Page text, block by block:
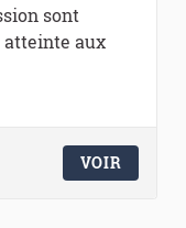
sont
aux
VOIR